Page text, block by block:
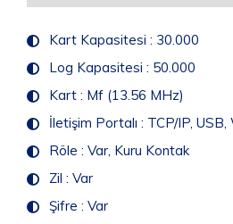
Kart Kapasitesi : 30.000
Log Kapasitesi : 50.000
Kart : Mf (13.56 MHz)
İletişim Portalı : TCP/IP,
Röle : Var, Kuru Kontak
Zil : Var
Şifre : Var